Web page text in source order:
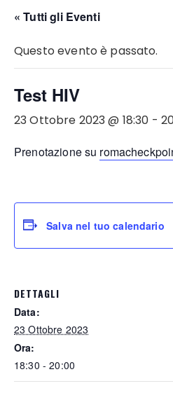
« Tutti gli Eventi
Questo evento è passato.
Test HIV
23 Ottobre 2023 @ 18:30 -
Prenotazione su
Salva nel tuo calendario
DETTAGLI
Data:
23 Ottobre 2023
Ora:
18:30 - 20:00